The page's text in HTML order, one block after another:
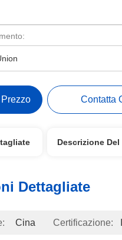
Contatta
Descrizione
Dettagliate
Cina Certificazione: